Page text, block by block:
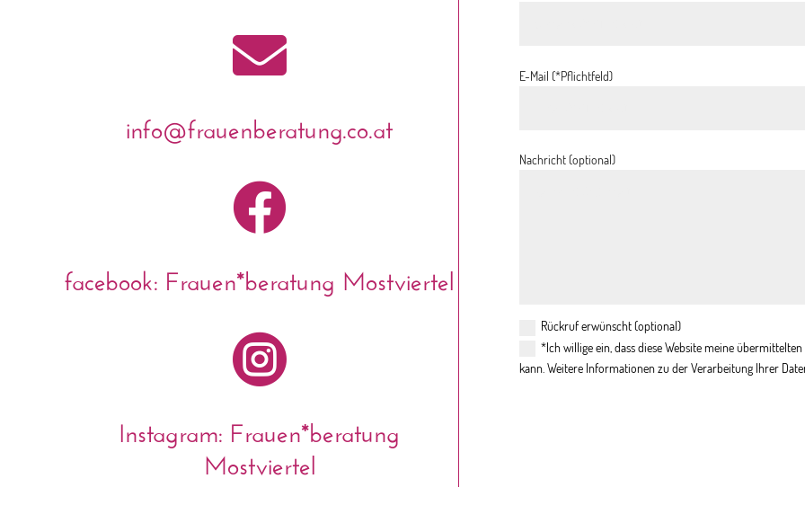

info@frauenberatung.co.at

facebook: Frauen*beratung Mostviertel

Instagram: Frauen*beratung
Mostviertel
E-Mail (*Pflichtfeld)
Nachricht (optional)
Rückruf erwünscht (optional)
*Ich willige ein, dass diese Website meine
kann. Weitere Informationen zu der Verarbeitung Ihrer